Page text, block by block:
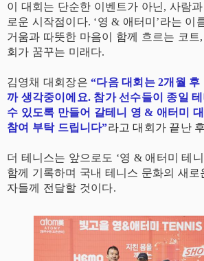
이 대회는 단순한 이벤트가 아닌, 사람
로운 시작점이다. ‘영 & 애터미’라는 이
거움과 따뜻한 마음이 함께 흐르는 코트
회가 꿈꾸는 미래다.
김영채 대회장은“다음 대회는 2개월
까 생각중이에요. 참가 선수들이 종일
수 있도록 만들어 갈테니 영 & 애터미
참여 부탁 드립니다”라고 대회가 끝난
더 테니스는 앞으로도 ‘영 & 애터미 테
함께 기록하며 국내 테니스 문화의 새로
자들께 전달할 것이다.